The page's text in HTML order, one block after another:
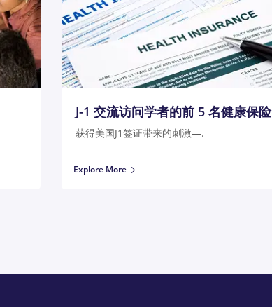
J-1 交流访问学者的前 5 名健康保险
获得美国J1签证带来的刺激—.
Explore More